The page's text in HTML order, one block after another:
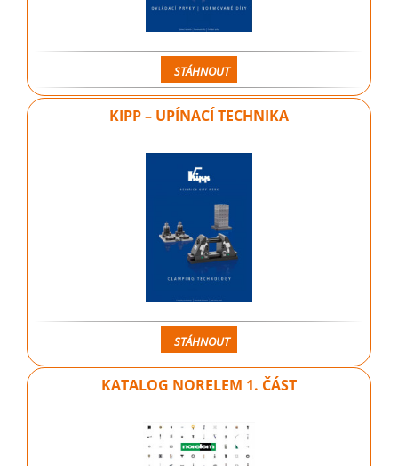
STÁHNOUT
KIPP – UPÍNACÍ TECHNIKA
STÁHNOUT
KATALOG NORELEM 1. ČÁST